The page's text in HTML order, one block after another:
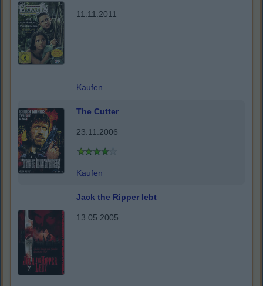
11.11.2011
Kaufen
The Cutter
23.11.2006
Kaufen
Jack the Ripper lebt
13.05.2005